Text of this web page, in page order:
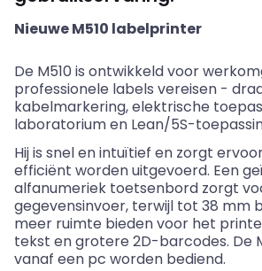
Nieuwe M510 labelprinter
De M510 is ontwikkeld voor
professionele labels vereisen -
kabelmarkering, elektrische
laboratorium en Lean/5S-
Hij is snel en intuïtief en zorgt
efficiënt worden uitgevoerd. Een
alfanumeriek toetsenbord zorgt
gegevensinvoer, terwijl tot 38 mm
meer ruimte bieden voor het
tekst en grotere 2D-barcodes. De
vanaf een pc worden bediend.